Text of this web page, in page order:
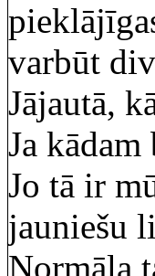
varbūt
Jājautā,
Ja
Jo tā ir
jauniešu
Normāla